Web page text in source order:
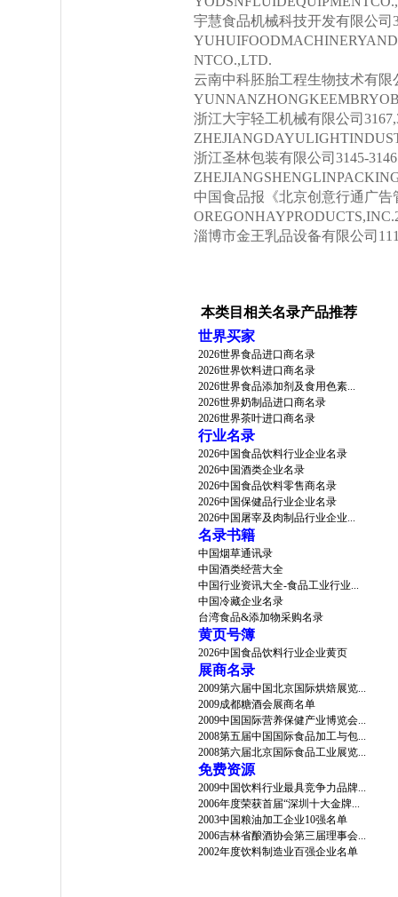
宇慧食品机械科技开发有限公司
NTCO.,LTD.
云南中科胚胎工程生物技术有限
浙江大宇轻工机械有限公司
浙江圣林包装有限公司3145-3146
中国食品报《北京创意行通广告
淄博市金王乳品设备有限公司
本类目相关名录产品推荐
世界买家
2026世界食品进口商名录
2026世界饮料进口商名录
2026世界食品添加剂及食用色素...
2026世界奶制品进口商名录
2026世界茶叶进口商名录
行业名录
2026中国食品饮料行业企业名录
2026中国酒类企业名录
2026中国食品饮料零售商名录
2026中国保健品行业企业名录
2026中国屠宰及肉制品行业企业...
名录书籍
中国烟草通讯录
中国酒类经营大全
中国行业资讯大全-食品工业行业...
中国冷藏企业名录
台湾食品&添加物采购名录
黄页号簿
2026中国食品饮料行业企业黄页
展商名录
2009第六届中国北京国际烘焙展览...
2009成都糖酒会展商名单
2009中国国际营养保健产业博览会...
2008第五届中国国际食品加工与包...
2008第六届北京国际食品工业展览...
免费资源
2009中国饮料行业最具竞争力品牌...
2006年度荣获首届“深圳十大金牌...
2003中国粮油加工企业10强名单
2006吉林省酿酒协会第三届理事会...
2002年度饮料制造业百强企业名单